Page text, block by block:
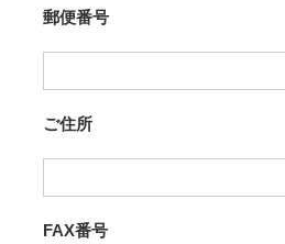
郵便番号
ご住所
FAX番号